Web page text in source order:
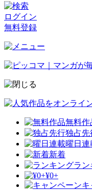
ログイン
無料登録
無料作
独占先
曜日連
新着
ラン
¥0+
キ